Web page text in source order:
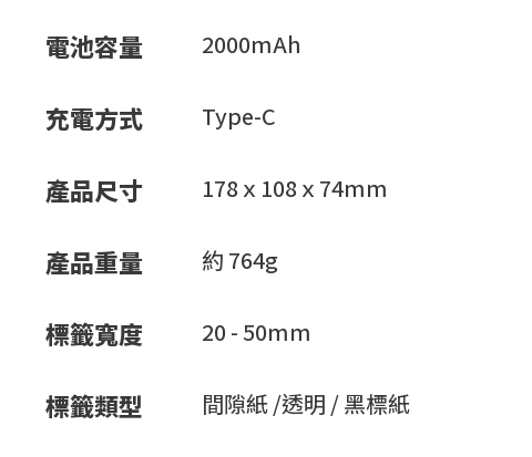
電池容量 2000mAh
充電方式 Type-C
產品尺寸 178ｘ108ｘ74mm
產品重量 約 764g
標籤寬度 20 - 50mm
標籤類型 間隙紙 /透明 / 黑標紙